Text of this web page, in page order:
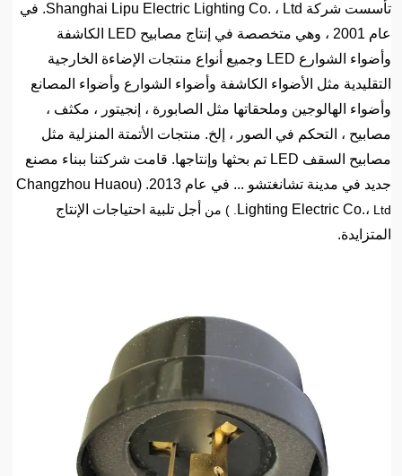
تأسست شركة Shanghai Lipu Electric Lighting Co. ، Ltd. في
عام 2001 ، وهي متخصصة في إنتاج مصابيح LED الكاشفة
وأضواء الشوارع LED وجميع أنواع منتجات الإضاءة الخارجية
التقليدية مثل الأضواء الكاشفة وأضواء الشوارع وأضواء المصانع
وأضواء الهالوجين وملحقاتها مثل الصابورة ، إنجيتور ، مكثف ،
مصابيح ، التحكم في الصور ، إلخ. منتجات الأتمتة المنزلية مثل
مصابيح السقف LED تم بحثها وإنتاجها. قامت شركتنا ببناء مصنع
جديد في مدينة تشانغتشو ... في عام 2013. (Changzhou Huaou
Lighting Electric Co.، Ltd. ) من
أجل تلبية احتياجات الإنتاج
المتزايدة.